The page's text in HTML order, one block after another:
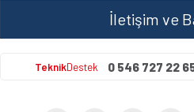
İletişim ve
TeknikDestek 0 546 727 22